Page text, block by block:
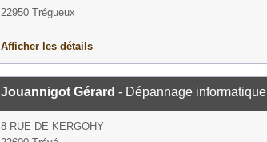
22950 Trégueux
Afficher les détails
Jouannigot Gérard - Dépannage informatique
8 RUE DE KERGOHY